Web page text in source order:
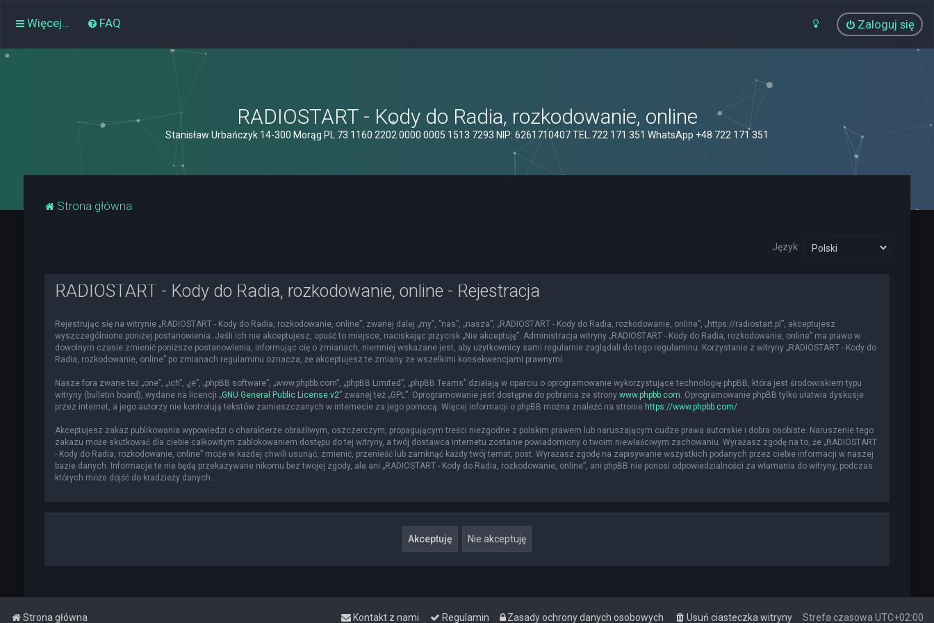
Więcej… FAQ Zaloguj się
RADIOSTART - Kody do Radia, rozkodowanie, online
Stanisław Urbańczyk 14-300 Morąg PL 73 1160 2202 0000 0005 1513 7293 NIP: 6261710407 TEL.722 171 351 WhatsApp +48 722 171 351
Strona główna
Język:
RADIOSTART - Kody do Radia, rozkodowanie, online - Rejestracja
Rejestrując się na witrynie „RADIOSTART - Kody do Radia, rozkodowanie, online”, zwanej dalej „my”, ”nas”, „nasza”, „RADIOSTART - Kody do Radia, rozkodowanie, online”, „https://radiostart.pl”, akceptujesz
wyszczególnione poniżej postanowienia. Jeśli ich nie akceptujesz, opuść to miejsce, naciskając przycisk „Nie akceptuję”. Administracja witryny „RADIOSTART - Kody do Radia, rozkodowanie, online” ma prawo w
dowolnym czasie zmienić poniższe postanowienia, informując cię o zmianach, niemniej wskazane jest, aby użytkownicy sami regularnie zaglądali do tego regulaminu. Korzystanie z witryny „RADIOSTART - Kody do
Radia, rozkodowanie, online” po zmianach regulaminu oznacza, że akceptujesz te zmiany ze wszelkimi konsekwencjami prawnymi.
Nasze fora zwane też „one”, „ich”, „je”, „phpBB software”, „www.phpbb.com”, „phpBB Limited”, „phpBB Teams” działają w oparciu o oprogramowanie wykorzystujące technologię phpBB, która jest środowiskiem typu
witryny (bulletin board), wydane na licencji „GNU General Public License v2” zwanej też „GPL”. Oprogramowanie jest dostępne do pobrania ze strony www.phpbb.com. Oprogramowanie phpBB tylko ułatwia dyskusje
przez internet, a jego autorzy nie kontrolują tekstów zamieszczanych w internecie za jego pomocą. Więcej informacji o phpBB można znaleźć na stronie https://www.phpbb.com/.
Akceptujesz zakaz publikowania wypowiedzi o charakterze obraźliwym, oszczerczym, propagującym treści niezgodne z polskim prawem lub naruszającym cudze prawa autorskie i dobra osobiste. Naruszenie tego
zakazu może skutkować dla ciebie całkowitym zablokowaniem dostępu do tej witryny, a twój dostawca internetu zostanie powiadomiony o twoim niewłaściwym zachowaniu. Wyrażasz zgodę na to, że „RADIOSTART
- Kody do Radia, rozkodowanie, online” może w każdej chwili usunąć, zmienić, przenieść lub zamknąć każdy twój temat, post. Wyrażasz zgodę na zapisywanie wszystkich podanych przez ciebie informacji w naszej
bazie danych. Informacje te nie będą przekazywane nikomu bez twojej zgody, ale ani „RADIOSTART - Kody do Radia, rozkodowanie, online”, ani phpBB nie ponosi odpowiedzialności za włamania do witryny, podczas
których może dojść do kradzieży danych.
Strona główna Strefa czasowa UTC+02:00
Usuń ciasteczka witryny
Zasady ochrony danych osobowych
Regulamin
Kontakt z nami